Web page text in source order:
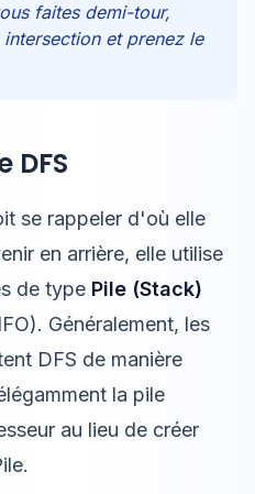
faites demi-tour,
et prenez le
DFS
se rappeler d'où elle
en arrière, elle utilise
de type Pile (Stack)
Généralement, les
DFS de manière
la pile
au lieu de créer